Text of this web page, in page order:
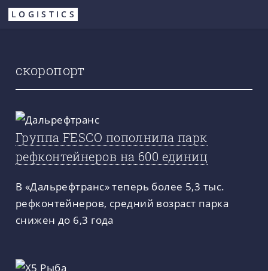
Перейти
LOGISTICS
скоропорт
Группа FESCO пополнила парк
рефконтейнеров на 600 единиц
В «Дальрефтранс» теперь более 5,3 тыс.
рефконтейнеров, средний возраст парка
снижен до 6,3 года